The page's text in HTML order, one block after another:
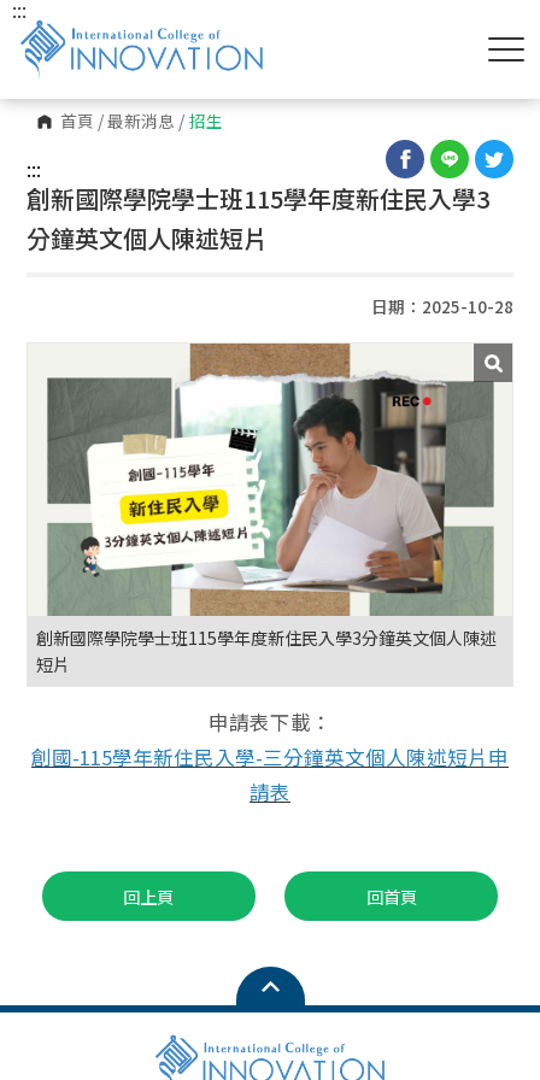
首頁 /最新消息 / 招生
:::
:::
創新國際學院學士班115學年度新住民入學3
分鐘英文個人陳述短片
日期：2025-10-28
創新國際學院學士班115學年度新住民入學3分鐘英文個人陳述
短片
申請表下載：
創國-115學年新住民入學-三分鐘英文個人陳述短片申
請表
回上頁 回首頁